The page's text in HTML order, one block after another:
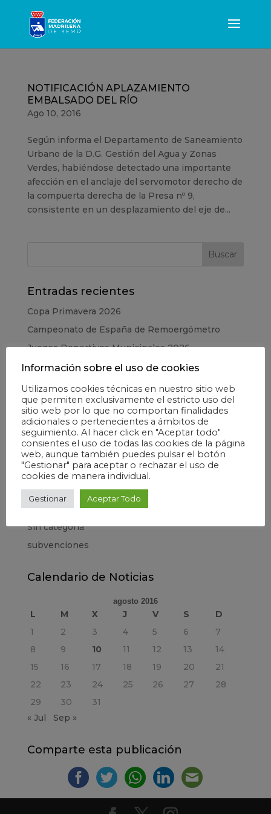
NOTIFICACIÓN APLAZAMIENTO
EMBALSADO DEL RÍO
Ago 10, 2016
Según informa el Departamento de Saneamiento
Urbano de la D.G. Gestión del Agua y Zonas
Verdes, habiéndose detectado una importante
afección en el anclaje del servomotor derecho de
la compuerta derecha de la Presa nº 9,
consistente en un desplazamiento del eje de...
Entradas recientes
Copa Primavera 2026
Campeonato de España de Remoergómetro
Juegos Deportivos Municipales 2026
CESA – Campeonato de España en Edad Escolar
Copa de la Juventud 2025
Categorías
Elecciones
Escuela
Formación
Información general
Madrid Río
Sin categoría
subvenciones
Calendario de Noticias
agosto 2016
L M X J V S
D
1
2 3 4 5 6
7
8
9 10 11 12 13
14
15
16 17 18 19 20
21
22
23 24 25 26 27
28
29
30
31
« Jul
Sep »
Comparte esta publicación
Información sobre el uso de cookies
Utilizamos cookies técnicas en nuestro sitio web
que permiten exclusivamente el estricto uso del
sitio web por lo que no comportan finalidades
adicionales o pertenecientes a ámbitos de
seguimiento. Al hacer click en "Aceptar todo"
consientes el uso de todas las cookies de la página
web, aunque también puedes pulsar el botón
"Gestionar" para aceptar o rechazar el uso de
cookies de manera individual.
Gestionar Aceptar Todo